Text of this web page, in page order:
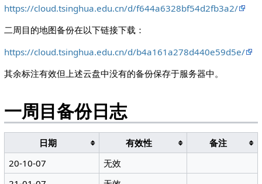
https://cloud.tsinghua.edu.cn/d/f644a6328bf54d2fb3a2/
二周目的地图备份在以下链接下载：
https://cloud.tsinghua.edu.cn/d/b4a161a278d440e59d5e/
其余标注有效但上述云盘中没有的备份保存于服务器中。
一周目备份日志
日期 有效性
备注
20-10-07
无效